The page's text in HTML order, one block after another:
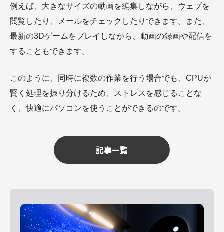
例えば、大きなサイズの動画を編集しながら、ウェブを
閲覧したり、メールをチェックしたりできます。また、
最新の3Dゲームをプレイしながら、動画の録画や配信を
することもできます。
このように、同時に複数の作業を行う場合でも、CPUが
賢く処理を振り分けるため、ストレスを感じることな
く、快適にパソコンを使うことができるのです。
記事一覧